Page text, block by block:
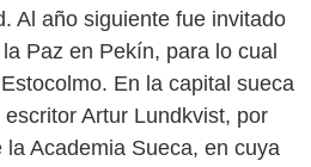
Al año siguiente fue invitado
Paz en Pekín, para lo cual
En la capital sueca
Artur Lundkvist, por
Academia Sueca, en cuya